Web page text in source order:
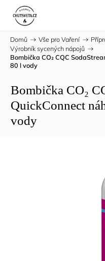
Domů / Vše pro Vaření /
Výrobník sycených nápojů /
Bombička CO₂ CQC
80 l vody
Bombička CO₂
QuickConnect
vody